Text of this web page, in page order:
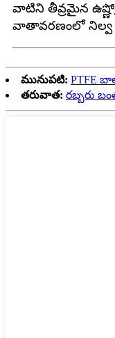
వాటిని తీవ్రమైన
వాతావరణంలో
మునుపటి: PTFE
తరువాత: రబ్బరు